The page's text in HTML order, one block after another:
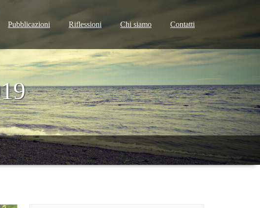
Pubblicazioni Riflessioni Chi siamo Contatti